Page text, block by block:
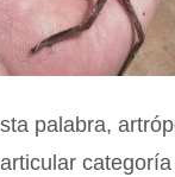
palabra,